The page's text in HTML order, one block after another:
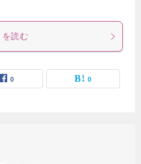
を読む
0 0